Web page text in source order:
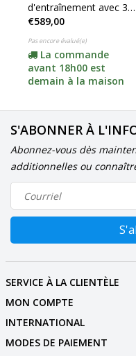
d'entraînement avec 3
pierres en silicone
(complet avec
adaptateur)
€589,00
Pas encore évalué(e)
La commande
avant 18h00 est
demain à la maison
S'ABONNER À
Abonnez-vous dès
additionnelles ou
SERVICE À LA CLIENTÈLE
MON COMPTE
INTERNATIONAL
MODES DE PAIEMENT